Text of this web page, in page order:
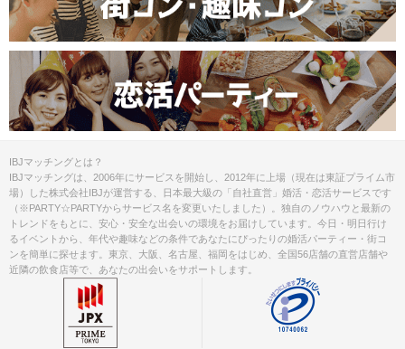
IBJマッチングとは？
IBJマッチングは、2006年にサービスを開始し、2012年に上場（現在は東証プライム市
場）した株式会社IBJが運営する、日本最大級の「自社直営」婚活・恋活サービスです
（※PARTY☆PARTYからサービス名を変更いたしました）。独自のノウハウと最新の
トレンドをもとに、安心・安全な出会いの環境をお届けしています。今日・明日行け
るイベントから、年代や趣味などの条件であなたにぴったりの婚活パーティー・街コ
ンを簡単に探せます。東京、大阪、名古屋、福岡をはじめ、全国56店舗の直営店舗や
近隣の飲食店等で、あなたの出会いをサポートします。